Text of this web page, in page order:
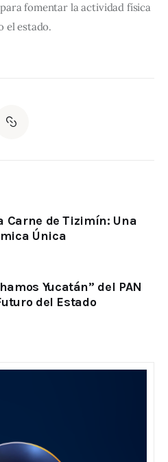
fomentar la actividad física
el estado.
Carne de Tizimín: Una
Única
Yucatán” del PAN
del Estado